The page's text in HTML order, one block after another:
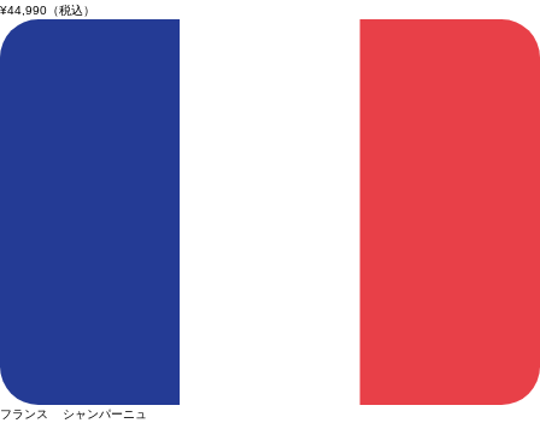
¥44,990（税込）
フランス シャンパーニュ